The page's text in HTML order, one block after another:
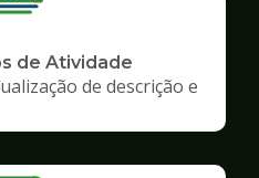
de Atividade
de descrição e